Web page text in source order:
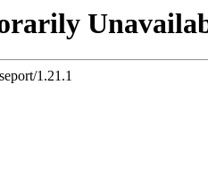
1.21.1